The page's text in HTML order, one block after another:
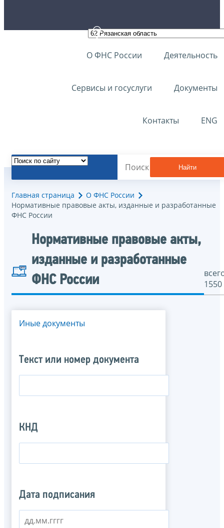
О ФНС России Деятельность
Сервисы и госуслуги Документы
Контакты ENG
Найти
Главная страница
О ФНС России
Нормативные правовые акты, изданные и разработанные
ФНС России
Нормативные правовые акты,
изданные и разработанные
ФНС России
1550
Иные документы
Текст или номер документа
КНД
Дата подписания